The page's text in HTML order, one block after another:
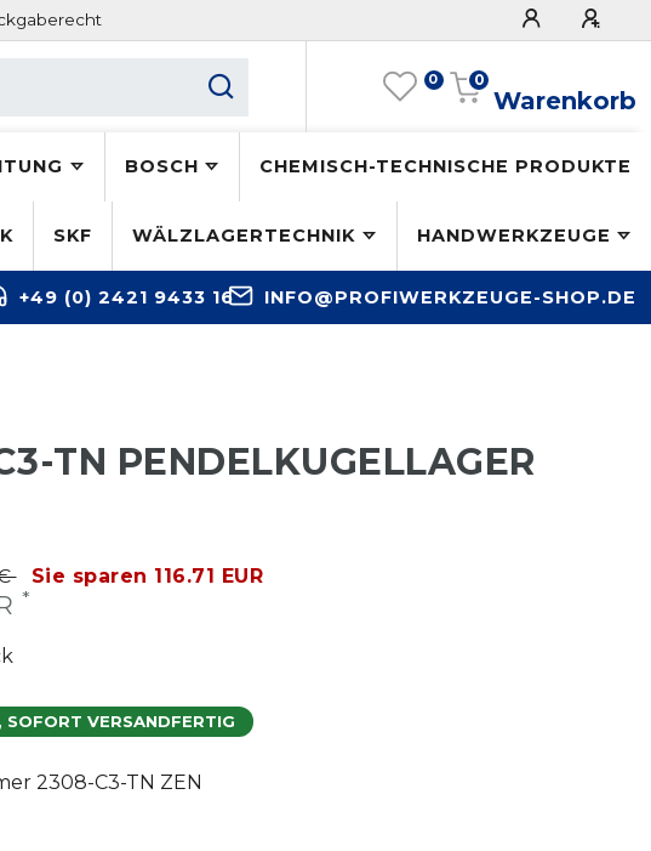
0
Warenkorb
0
BOSCH CHEMISCH-TECHNISCHE PRODUKTE
SKF WÄLZLAGERTECHNIK HANDWERKZEUGE
+49 (0) 2421 9433 16 INFO@PROFIWERKZEUGE-SHOP.DE
TN PENDELKUGELLAGER
€ Sie sparen 116.71 EUR
*
SOFORT VERSANDFERTIG
2308-C3-TN ZEN